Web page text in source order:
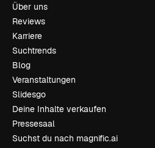
Über uns
Reviews
Karriere
Suchtrends
Blog
Veranstaltungen
Slidesgo
Deine Inhalte verkaufen
Pressesaal
Suchst du nach magnific.ai